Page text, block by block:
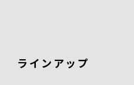
ラインアップ